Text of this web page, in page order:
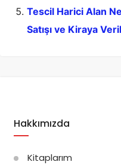
Tescil Harici Alan
Satışı ve Kiraya
Hakkımızda
Kitaplarım